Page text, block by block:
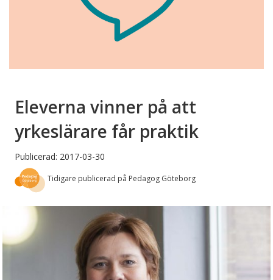
Eleverna vinner på att
yrkeslärare får praktik
Publicerad: 2017-03-30
Tidigare publicerad på Pedagog Göteborg